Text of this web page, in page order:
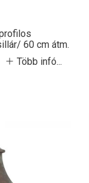
60 cm átm.
Több infó...